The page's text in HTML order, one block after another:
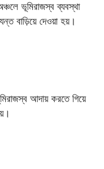
ভূমিরাজস্ব ব্যবস্থা
বাড়িয়ে দেওয়া হয়।
আদায় করতে গিয়ে